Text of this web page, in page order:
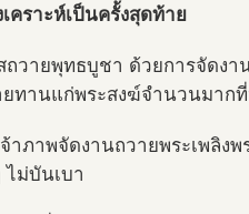
คราะห์เป็นครั้งสุดท้าย
วายพุทธบูชา ด้วยการจัดงา
ทานแก่พระสงฆ์จำนวนมาก
จ้าภาพจัดงานถวายพระเพลิ
ไม่บันเบา